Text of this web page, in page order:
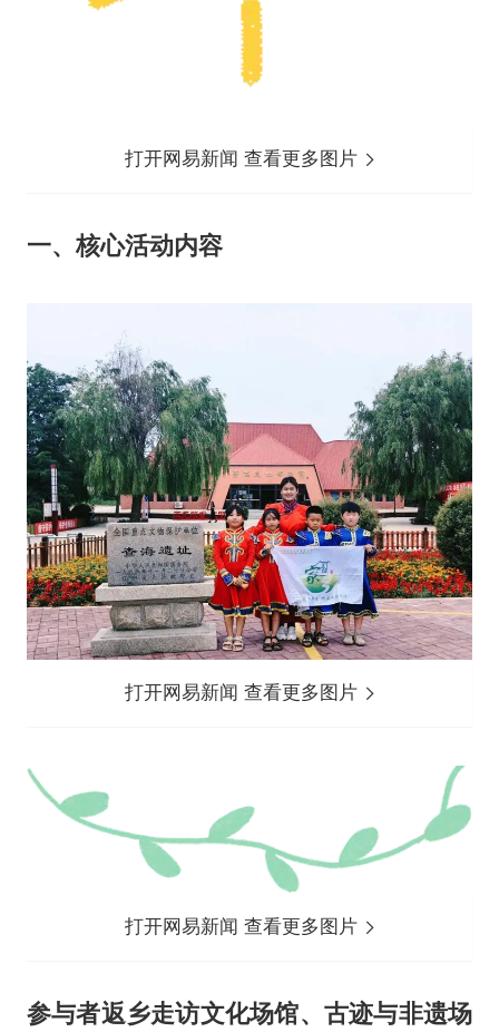
打开网易新闻 查看更多图片
一、核心活动内容
打开网易新闻 查看更多图片
打开网易新闻 查看更多图片
参与者返乡走访文化场馆、古迹与非遗场